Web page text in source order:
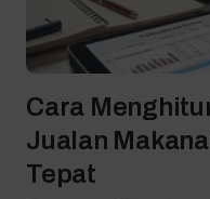
Cara
Jualan
Tepat